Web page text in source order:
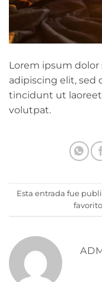
Lorem ipsum
adipiscing elit,
tincidunt ut
volutpat.
Esta entrada fue